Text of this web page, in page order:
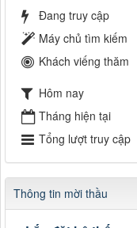
Đang truy cập
Máy chủ tìm kiếm
Khách viếng thăm
Hôm nay
Tháng hiện tại
Tổng lượt truy cập
Thông tin mời thầu